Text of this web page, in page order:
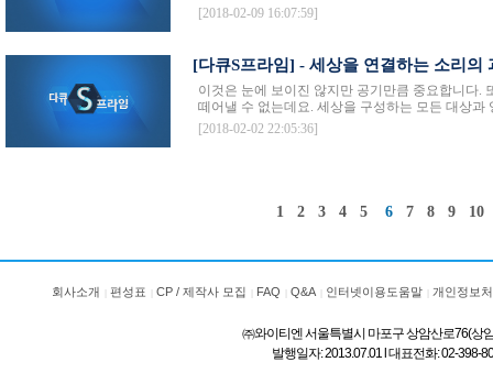
[2018-02-09 16:07:59]
[다큐S프라임] - 세상을 연결하는 소리의
이것은 눈에 보이진 않지만 공기만큼 중요합니다.
떼어낼 수 없는데요. 세상을 구성하는 모든 대상과
[2018-02-02 22:05:36]
1 2 3 4 5 6 7 8 9 10
회사소개 편성표 CP / 제작사 모집 FAQ Q&A 인터넷이용도움말 개인정보
㈜와이티엔 서울특별시 마포구 상암산로76(상
발행일자: 2013.07.01 l 대표전화: 02-398-